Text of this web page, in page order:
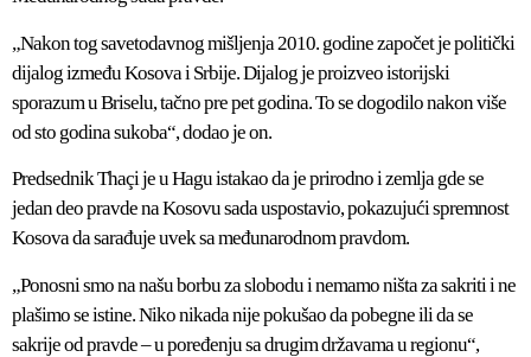
„Nakon tog savetodavnog mišljenja 2010. godine započet je politički
dijalog između Kosova i Srbije. Dijalog je proizveo istorijski
sporazum u Briselu, tačno pre pet godina. To se dogodilo nakon više
od sto godina sukoba“, dodao je on.
Predsednik Thaçi je u Hagu istakao da je prirodno i zemlja gde se
jedan deo pravde na Kosovu sada uspostavio, pokazujući spremnost
Kosova da sarađuje uvek sa međunarodnom pravdom.
„Ponosni smo na našu borbu za slobodu i nemamo ništa za sakriti i ne
plašimo se istine. Niko nikada nije pokušao da pobegne ili da se
sakrije od pravde – u poređenju sa drugim državama u regionu“,